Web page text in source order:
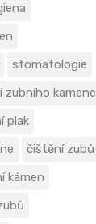
stomatologie
zubního kamene
plak
čištění zubů
kámen